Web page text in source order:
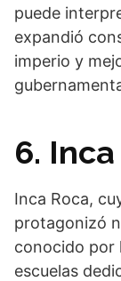
puede
expandió
imperio y
6.
Inca Roca,
protagonizó
conocido por
escuelas